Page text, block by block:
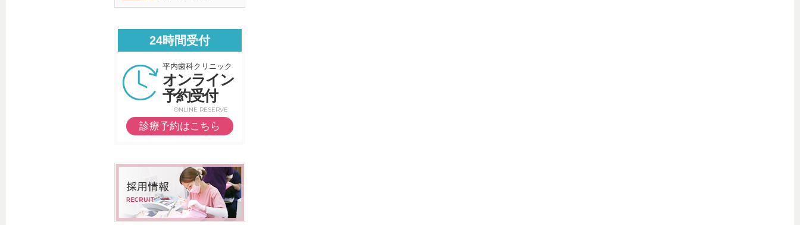
24時間受付
平内歯科クリニック
オンライン
予約受付
ONLINE RESERVE
診療予約はこちら